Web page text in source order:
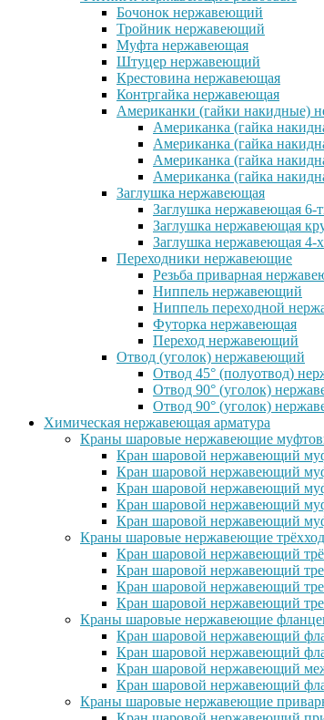
Бочонок нержавеющий
Тройник нержавеющий
Муфта нержавеющая
Штуцер нержавеющий
Крестовина нержавеющая
Контргайка нержавеющая
Американки (гайки накидные)
Американка (гайка
Американка (гайка
Американка (гайка
Американка (гайка
Заглушка нержавеющая
Заглушка нержавеющая 6-
Заглушка нержавеющая
Заглушка нержавеющая 4-
Переходники нержавеющие
Резьба приварная
Ниппель нержавеющий
Ниппель переходной
Футорка нержавеющая
Переход нержавеющий
Отвод (уголок) нержавеющий
Отвод 45° (полуотвод)
Отвод 90° (уголок)
Отвод 90° (уголок)
Химическая нержавеющая арматура
Краны шаровые нержавеющие
Кран шаровой нержавеющий
Кран шаровой нержавеющий
Кран шаровой нержавеющий
Кран шаровой нержавеющий
Кран шаровой нержавеющий
Краны шаровые нержавеющие
Кран шаровой нержавеющий
Кран шаровой нержавеющий
Кран шаровой нержавеющий
Кран шаровой нержавеющий
Краны шаровые нержавеющие
Кран шаровой нержавеющий
Кран шаровой нержавеющий
Кран шаровой нержавеющий
Кран шаровой нержавеющий
Краны шаровые нержавеющие